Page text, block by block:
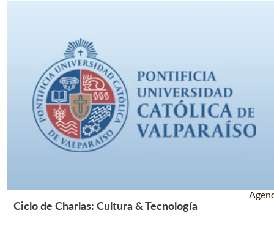
Ciclo de Charlas: Cultura & Tecnología